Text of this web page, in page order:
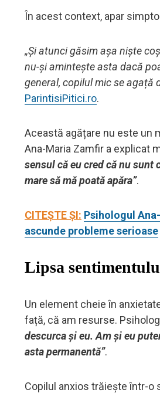
În acest context, apar
„Și atunci găsim așa niște
nu-și amintește asta dacă
general, copilul mic se agață
ParintisiPitici.ro.
Această agățare nu este un
Ana-Maria Zamfir a explicat
sensul că eu cred că nu
mare să mă poată apăra”.
CITEȘTE ȘI: Psihologul
ascunde probleme serioase
Lipsa
Un element cheie în
față, că am resurse.
descurca și eu. Am și eu
asta permanentă”.
Copilul anxios trăiește într-o